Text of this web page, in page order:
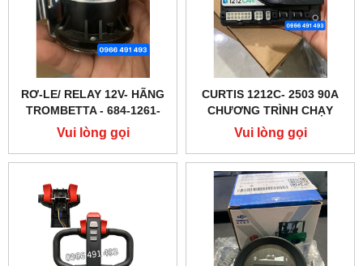
RƠ-LE/ RELAY 12V- HÃNG
TROMBETTA - 684-1261-
212-17
Vui lòng gọi
CURTIS 1212C- 2503 90A
CHƯƠNG TRÌNH CHẠY
CHO XE NÂNG ĐIỆN HELI
Vui lòng gọi